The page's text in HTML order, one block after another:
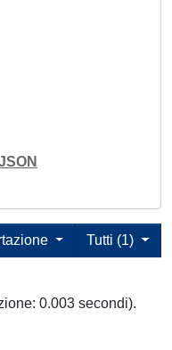
Tutti (1)
0.003 secondi).